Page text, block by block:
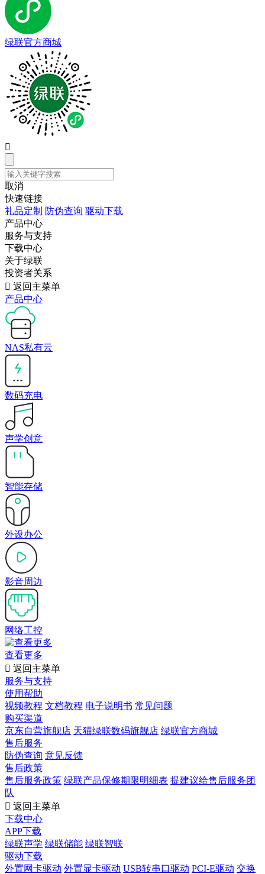
绿联官方商城

取消
快速链接
礼品定制 防伪查询 驱动下载
产品中心
服务与支持
下载中心
关于绿联
投资者关系
 返回主菜单
产品中心
NAS私有云
数码充电
声学创意
智能存储
外设办公
影音周边
网络工控
查看更多
 返回主菜单
服务与支持
使用帮助
视频教程 文档教程 电子说明书 常见问题
购买渠道
京东自营旗舰店 天猫绿联数码旗舰店 绿联官方商城
售后服务
防伪查询 意见反馈
售后政策
售后服务政策 绿联产品保修期限明细表 提建议给售后服务团
队
 返回主菜单
下载中心
APP下载
绿联声学 绿联储能 绿联智联
驱动下载
外置网卡驱动 外置显卡驱动 USB转串口驱动 PCI-E驱动 交换